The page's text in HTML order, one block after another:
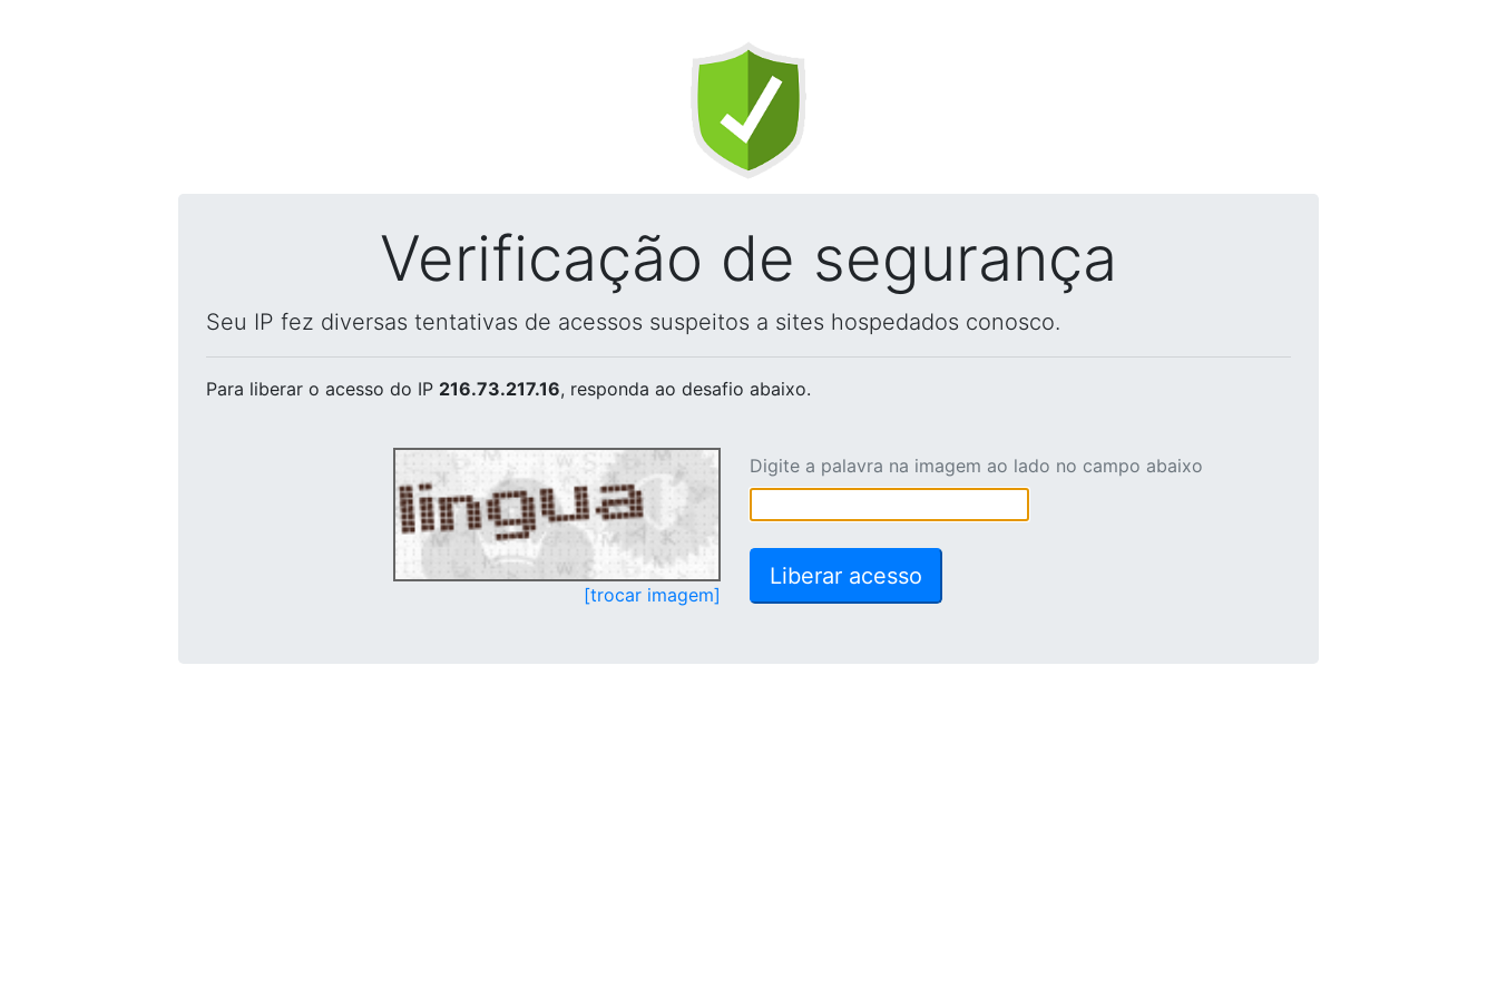
Verificação de segurança
Seu IP fez diversas tentativas de acessos suspeitos a sites hospedados conosco.
Para liberar o acesso do IP 216.73.217.16, responda ao desafio abaixo.
[trocar imagem]
Digite a palavra na imagem ao lado no campo abaixo